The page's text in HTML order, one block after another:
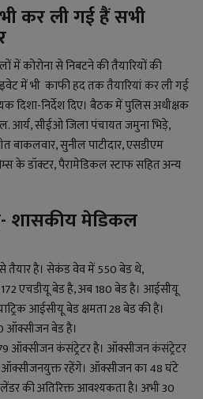
कर ली गई हैं सभी
में कोरोना से निबटने की तैयारियों की
में भी काफी हद तक तैयारियां कर ली गई
दिशा-निर्देश दिए। बैठक में पुलिस अधीक्षक
आर्य, सीईओ जिला पंचायत जमुना भिड़े,
बाकलवार, सुनील पाटीदार, एसडीएम
के डॉक्टर, पैरामेडिकल स्टाफ सहित अन्य
शासकीय मेडिकल
तैयार है। सेकंड वेव में550बेड थे,
172एचडीयू बेड है, अब180बेड है। आईसीयू
आईसीयू बेड क्षमता28बेड की है।
ऑक्सीजन बेड है।
ऑक्सीजन कंसंट्रेटर है। ऑक्सीजन कंसंट्रेटर
रहेंगे। ऑक्सीजन का48घंटे
की अतिरिक्त आवश्यकता है। अभी 30